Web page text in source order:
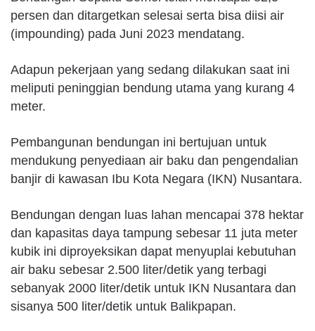
persen dan ditargetkan selesai serta bisa diisi air
(impounding) pada Juni 2023 mendatang.
Adapun pekerjaan yang sedang dilakukan saat ini
meliputi peninggian bendung utama yang kurang 4
meter.
Pembangunan bendungan ini bertujuan untuk
mendukung penyediaan air baku dan pengendalian
banjir di kawasan Ibu Kota Negara (IKN) Nusantara.
Bendungan dengan luas lahan mencapai 378 hektar
dan kapasitas daya tampung sebesar 11 juta meter
kubik ini diproyeksikan dapat menyuplai kebutuhan
air baku sebesar 2.500 liter/detik yang terbagi
sebanyak 2000 liter/detik untuk IKN Nusantara dan
sisanya 500 liter/detik untuk Balikpapan.